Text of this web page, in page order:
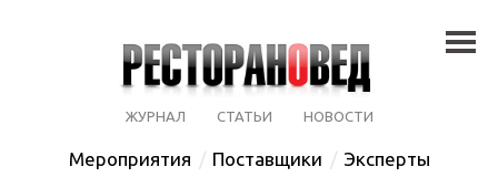
ЖУРНАЛ СТАТЬИ НОВОСТИ
Мероприятия Поставщики Эксперты